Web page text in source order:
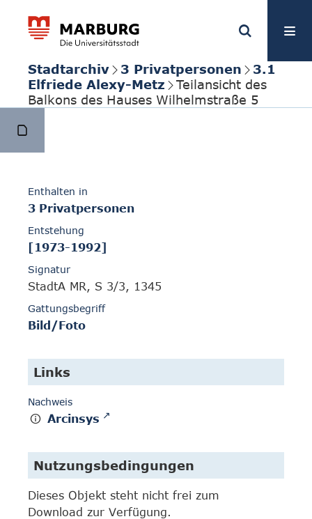
Stadtarchiv 3 Privatpersonen
3.1
Elfriede Alexy-Metz
Teilansicht des
Balkons des Hauses Wilhelmstraße 5
Enthalten in
3 Privatpersonen
Entstehung
[1973-1992]
Signatur
StadtA MR, S 3/3, 1345
Gattungsbegriff
Bild/Foto
Links
Nachweis
Arcinsys
Nutzungsbedingungen
Dieses Objekt steht nicht frei zum
Download zur Verfügung.